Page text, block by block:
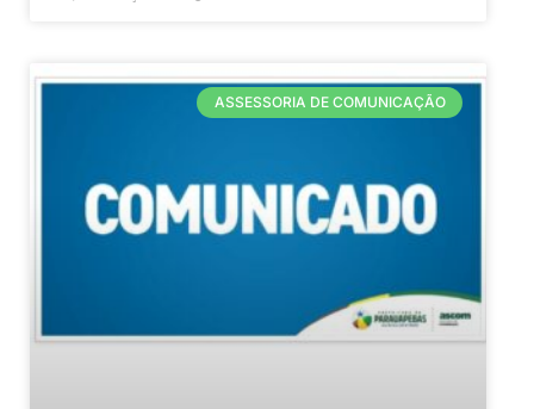
ASSESSORIA DE COMUNICAÇÃO